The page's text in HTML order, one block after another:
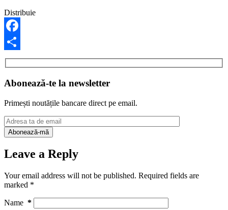
Distribuie
Facebook
Share
Abonează-te la newsletter
Primești noutățile bancare direct pe email.
Leave a Reply
Your email address will not be published. Required fields are
marked *
Name *